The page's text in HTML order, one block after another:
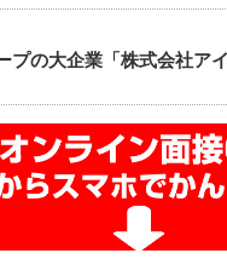
プの大企業「株式会社ア